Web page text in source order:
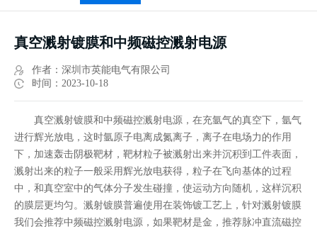
真空溅射镀膜和中频磁控溅射电源
作者：深圳市英能电气有限公司
时间：2023-10-18
真空溅射镀膜和中频磁控溅射电源，在充氩气的真空下，氩气
进行辉光放电，这时氩原子电离成氮离子，离子在电场力的作用
下，加速轰击阴极靶材，靶材粒子被溅射出来并沉积到工件表面，
溅射出来的粒子一般采用辉光放电获得，粒子在飞向基体的过程
中，和真空室中的气体分子发生碰撞，使运动方向随机，这样沉积
的膜层更均匀。溅射镀膜普遍使用在装饰镀工艺上，针对溅射镀膜
我们会推荐中频磁控溅射电源，如果靶材是金，推荐脉冲直流磁控